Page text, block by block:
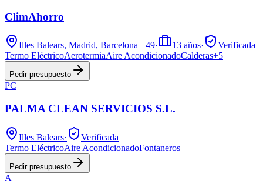
ClimAhorro
Illes Balears, Madrid, Barcelona +49· 13 años·
Verificada
Termo EléctricoAerotermiaAire AcondicionadoCalderas+5
Pedir presupuesto
PC
PALMA CLEAN SERVICIOS S.L.
Illes Balears·
Verificada
Termo EléctricoAire AcondicionadoFontaneros
Pedir presupuesto
A